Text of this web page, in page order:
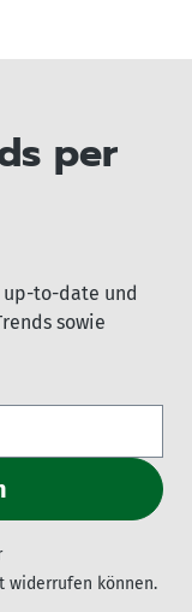
per
to-date und
sowie
widerrufen können.